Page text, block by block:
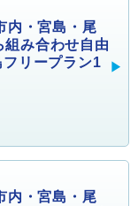
内・宮島・尾
組み合わせ自由
リープラン1
内・宮島・尾